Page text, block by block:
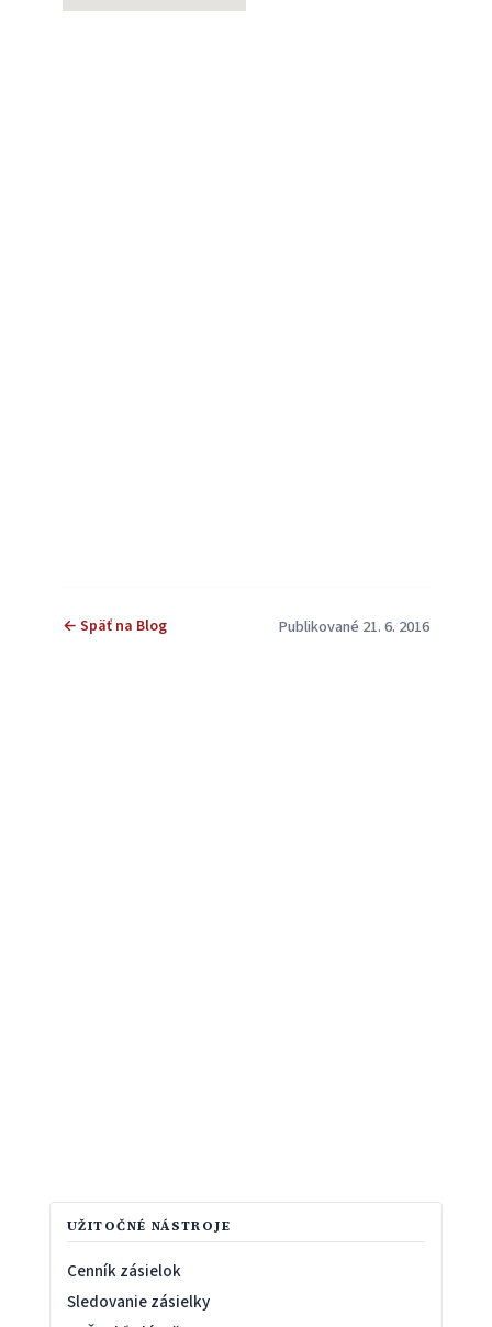
← Späť na Blog Publikované 21. 6. 2016
UŽITOČNÉ NÁSTROJE
Cenník zásielok
Sledovanie zásielky